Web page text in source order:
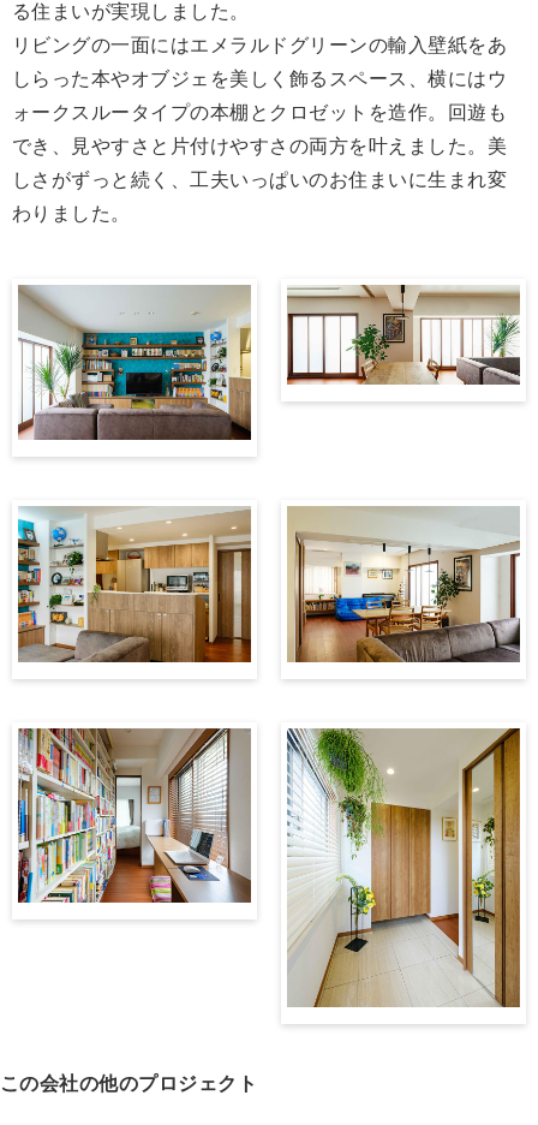
る住まいが実現しました。
リビングの一面にはエメラルドグリーンの輸入壁紙をあ
しらった本やオブジェを美しく飾るスペース、横にはウ
ォークスルータイプの本棚とクロゼットを造作。回遊も
でき、見やすさと片付けやすさの両方を叶えました。美
しさがずっと続く、工夫いっぱいのお住まいに生まれ変
わりました。
この会社の他のプロジェクト